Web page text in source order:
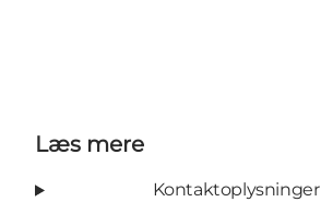
Læs mere
Kontaktoplysninger